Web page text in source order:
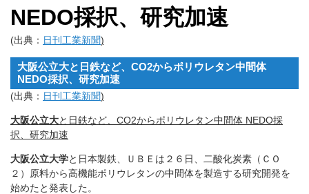
NEDO採択、研究加速
(出典： 日刊工業新聞)
大阪公立大と日鉄など、CO2からポリウレタン中間体
NEDO採択、研究加速
(出典： 日刊工業新聞)
大阪公立大と日鉄など、CO2からポリウレタン中間体 NEDO採
択、研究加速
大阪公立大学と日本製鉄、ＵＢＥは２６日、二酸化炭素（ＣＯ
２）
原料から高機能ポリウレタンの中間体を製造する研究開発を
始めた と発表した。